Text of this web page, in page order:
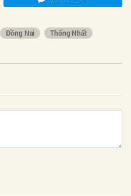
Đồng Nai Thống Nhất